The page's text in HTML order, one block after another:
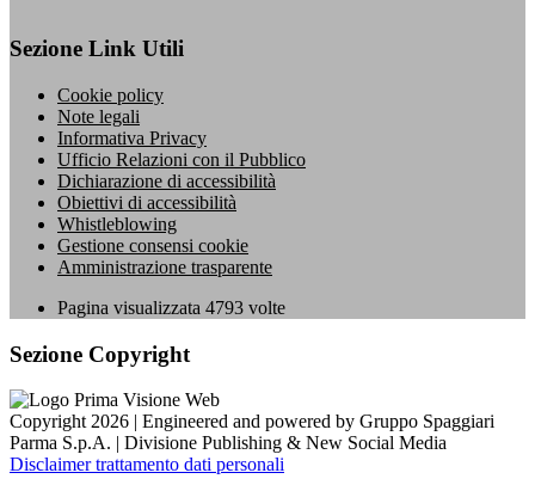
Sezione Link Utili
Cookie policy
Note legali
Informativa Privacy
Ufficio Relazioni con il Pubblico
Dichiarazione di accessibilità
Obiettivi di accessibilità
Whistleblowing
Gestione consensi cookie
Amministrazione trasparente
Pagina visualizzata 4793 volte
Sezione Copyright
Copyright 2026 | Engineered and powered by Gruppo Spaggiari
Parma S.p.A. | Divisione Publishing & New Social Media
Disclaimer trattamento dati personali